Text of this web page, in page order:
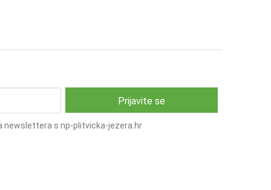
newslettera s np-plitvicka-jezera.hr